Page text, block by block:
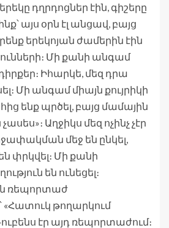
դղրդոցներ էին, գիշերը
այս օրն էլ անցավ, բայց
երեկոյան ժամերին էին
Մի քանի անգամ
Իհարկե, մեզ դրա
Մի անգամ միայն քույրիկի
ենք պրծել, բայց մամային
Աղջիկս մեզ ոչինչ չէր
մեջ են ընկել,
փրկվել։ Մի քանի
են ունեցել։
ռեպորտաժ
թողարկում
էր այդ ռեպորտաժում։